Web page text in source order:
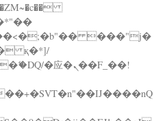
c��
���"j�